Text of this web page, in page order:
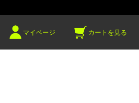
マイページ カートを見る